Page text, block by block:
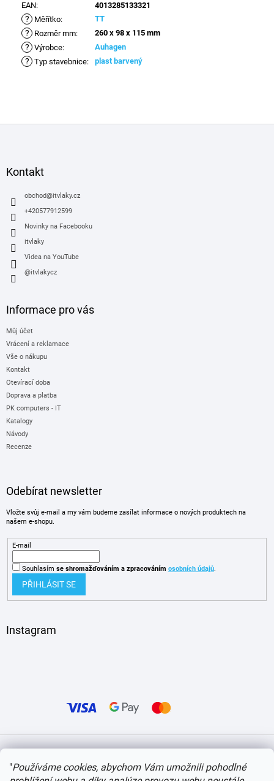
"Používáme cookies, abychom Vám umožnili pohodlné
EAN: 4013285133321
? Měřítko: TT
? Rozměr mm: 260 x 98 x 115 mm
? Výrobce: Auhagen
? Typ stavebnice: plast barvený
Kontakt
obchod@itvlaky.cz
+420577912599
Novinky na Facebooku
itvlaky
Videa na YouTube
@itvlakycz
Informace pro vás
Můj účet
Vrácení a reklamace
Vše o nákupu
Kontakt
Otevírací doba
Doprava a platba
PK computers - IT
Katalogy
Návody
Recenze
Odebírat newsletter
Vložte svůj e-mail a my vám budeme zasílat informace o nových produktech na
našem e-shopu.
E-mail
Souhlasím se shromažďováním a zpracováním osobních údajů.
PŘIHLÁSIT SE
Instagram